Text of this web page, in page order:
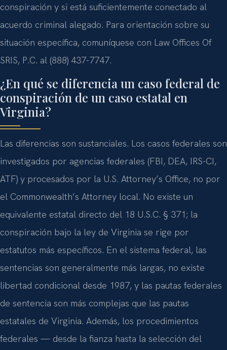
conspiración y si está suficientemente conectado al
acuerdo criminal alegado. Para orientación sobre su
situación específica, comuníquese con Law Offices Of
SRIS, P.C. al (888) 437-7747.
¿En qué se diferencia un caso federal de
conspiración de un caso estatal en
Virginia?
Las diferencias son sustanciales. Los casos federales son
investigados por agencias federales (FBI, DEA, IRS-CI,
ATF) y procesados por la U.S. Attorney’s Office, no por
el Commonwealth’s Attorney local. No existe un
equivalente estatal directo del 18 U.S.C. § 371; la
conspiración bajo la ley de Virginia se rige por
estatutos más específicos. En el sistema federal, las
sentencias son generalmente más largas, no existe
libertad condicional desde 1987, y las pautas federales
de sentencia son más complejas que las pautas
estatales de Virginia. Además, los procedimientos
federales — desde la fianza hasta la selección del